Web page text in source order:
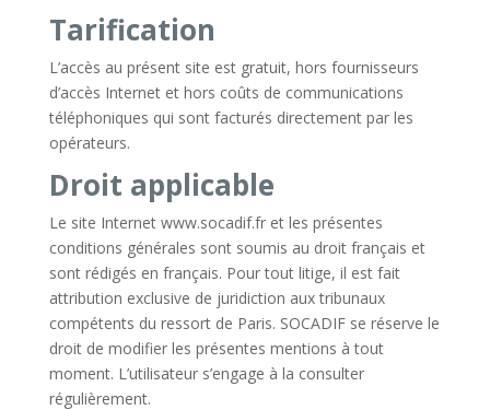
Tarification
L’accès au présent site est gratuit, hors fournisseurs
d’accès Internet et hors coûts de communications
téléphoniques qui sont facturés directement par les
opérateurs.
Droit applicable
Le site Internet www.socadif.fr et les présentes
conditions générales sont soumis au droit français et
sont rédigés en français. Pour tout litige, il est fait
attribution exclusive de juridiction aux tribunaux
compétents du ressort de Paris. SOCADIF se réserve le
droit de modifier les présentes mentions à tout
moment. L’utilisateur s’engage à la consulter
régulièrement.